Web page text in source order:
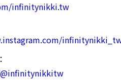
infinitynikki.tw